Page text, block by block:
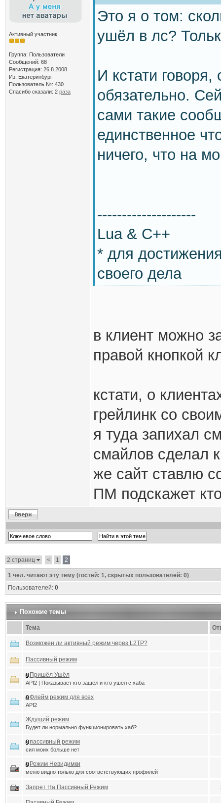
Активный участник
Группа: Пользователи
Сообщений: 68
Регистрация: 26.8.2008
Из: Екатеринбург
Пользователь №: 430
Спасибо сказали: 2 раза
Это я о том:
ушёл в лс?
И кстати
обязательно.
сами такие
единственное
ничего, что на
--------------------
Lua & C++
* для
своего дела
в клиент можно
правой кнопкой
кстати, о
грейлинк со
я туда запихал
смайлов сделал
же сайт ставлю
ПМ подскажет
2 страниц < 1 2
1чел. читают эту тему (гостей: 1, скрытых пользователей: 0)
Пользователей: 0
Похожие темы
Тема
Возможен ли активный режим через L2TP?
Пассивный режим
Пришёл Ушёл
API2 | Показывает кто зашёл и кто ушёл с хаба
Флейм режим для всех
API2
Ждущий режим
Будет ли нормально функционировать хаб?
пассивный режим
сил моих больше нет
Режим Невидимки
меню видно только для соответствующих профилей
Запрет На Пассивный Режим